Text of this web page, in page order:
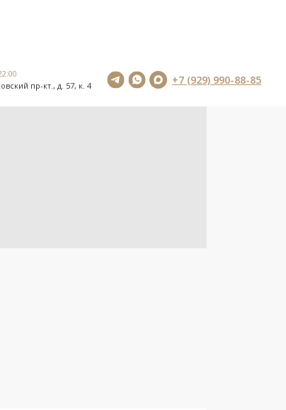
пр-кт., д. 57, к. 4 +7 (929) 990-88-85